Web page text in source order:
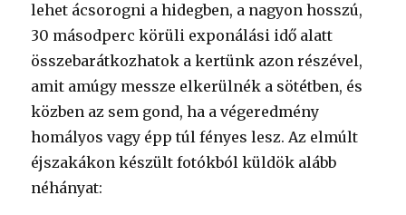
lehet ácsorogni a hidegben, a nagyon hosszú,
30 másodperc körüli exponálási idő alatt
összebarátkozhatok a kertünk azon részével,
amit amúgy messze elkerülnék a sötétben, és
közben az sem gond, ha a végeredmény
homályos vagy épp túl fényes lesz. Az elmúlt
éjszakákon készült fotókból küldök alább
néhányat: